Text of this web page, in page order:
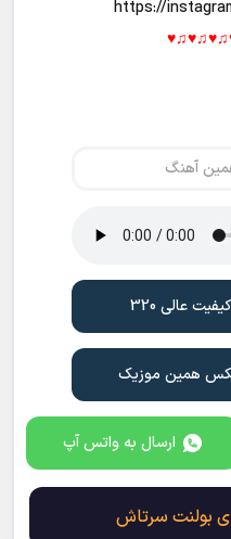
https://
آهنگ
عالی 320
همین موزیک
ارسال به واتس آپ